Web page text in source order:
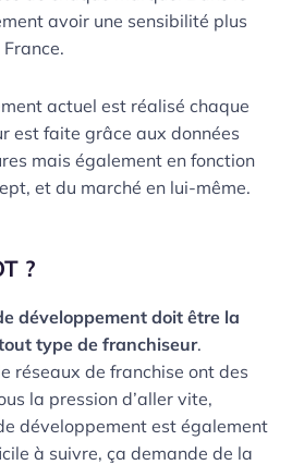
avoir une sensibilité plus
actuel est réalisé chaque
est faite grâce aux données
mais également en fonction
et du marché en lui-même.
?
développement doit être la
type de franchiseur.
réseaux de franchise ont des
la pression d’aller vite,
développement est également
à suivre, ça demande de la